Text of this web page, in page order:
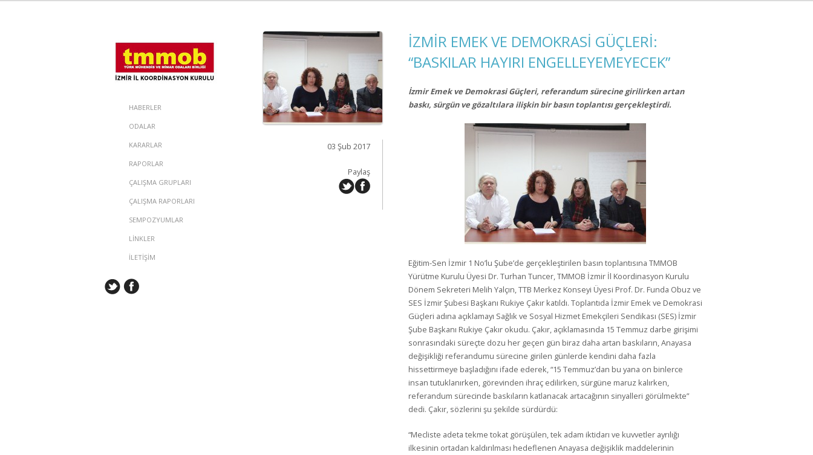
HABERLER
ODALAR
KARARLAR
RAPORLAR
ÇALIŞMA GRUPLARI
ÇALIŞMA RAPORLARI
SEMPOZYUMLAR
LİNKLER
İLETİŞİM
03 Şub 2017
Paylaş
İZMİR EMEK VE DEMOKRASİ GÜÇLERİ:
“BASKILAR HAYIRI ENGELLEYEMEYECEK”
İzmir Emek ve Demokrasi Güçleri, referandum sürecine girilirken artan
baskı, sürgün ve gözaltılara ilişkin bir basın toplantısı gerçekleştirdi.
Eğitim-Sen İzmir 1 No’lu Şube’de gerçekleştirilen basın toplantısına TMMOB
Yürütme Kurulu Üyesi Dr. Turhan Tuncer, TMMOB İzmir İl Koordinasyon Kurulu
Dönem Sekreteri Melih Yalçın, TTB Merkez Konseyi Üyesi Prof. Dr. Funda Obuz ve
SES İzmir Şubesi Başkanı Rukiye Çakır katıldı. Toplantıda İzmir Emek ve Demokrasi
Güçleri adına açıklamayı Sağlık ve Sosyal Hizmet Emekçileri Sendikası (SES) İzmir
Şube Başkanı Rukiye Çakır okudu. Çakır, açıklamasında 15 Temmuz darbe girişimi
sonrasındaki süreçte dozu her geçen gün biraz daha artan baskıların, Anayasa
değişikliği referandumu sürecine girilen günlerde kendini daha fazla
hissettirmeye başladığını ifade ederek, “15 Temmuz’dan bu yana on binlerce
insan tutuklanırken, görevinden ihraç edilirken, sürgüne maruz kalırken,
referandum sürecinde baskıların katlanacak artacağının sinyalleri görülmekte”
dedi. Çakır, sözlerini şu şekilde sürdürdü:
“Mecliste adeta tekme tokat görüşülen, tek adam iktidarı ve kuvvetler ayrılığı
ilkesinin ortadan kaldırılması hedeflenen Anayasa değişiklik maddelerinin